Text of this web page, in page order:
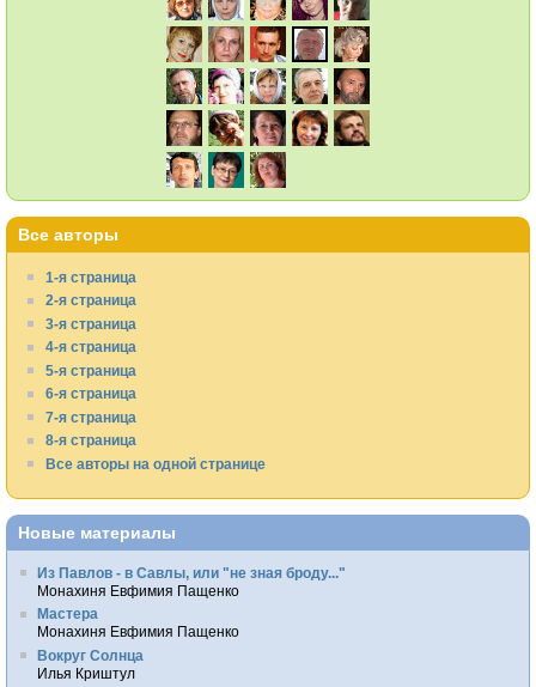
Все авторы
1-я страница
2-я страница
3-я страница
4-я страница
5-я страница
6-я страница
7-я страница
8-я страница
Все авторы на одной странице
Новые материалы
Из Павлов - в Савлы, или "не зная броду..."
Монахиня Евфимия Пащенко
Мастера
Монахиня Евфимия Пащенко
Вокруг Солнца
Илья Криштул